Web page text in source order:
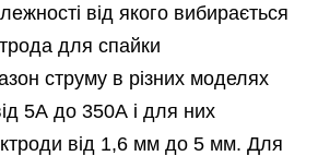
від якого вибирається
для спайки
струму в різних моделях
5А до 350А і для них
від 1,6 мм до 5 мм. Для